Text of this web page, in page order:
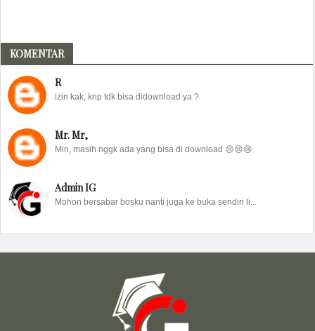
KOMENTAR
R
izin kak, knp tdk bisa didownload ya ?
Mr. Mr,
Min, masih nggk ada yang bisa di download 😢😢😢
Admin IG
Mohon bersabar bosku nanti juga ke buka sendiri li...